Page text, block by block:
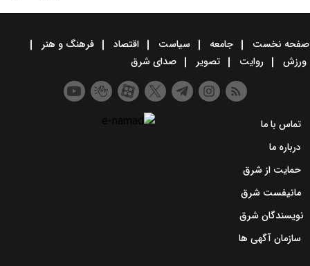
صفحه نخست جامعه سیاست اقتصاد
فرهنگ و هنر
ورزش
روایت تصویر صدای شرق
تماس با ما
درباره ما
حمایت از شرق
مانیفست شرق
نویسندگان شرق
سازمان آگهی ها